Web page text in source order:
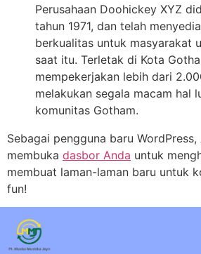
Perusahaan Doohickey XYZ
tahun 1971, dan telah
berkualitas untuk masyarakat
saat itu. Terletak di Kota
mempekerjakan lebih dari
melakukan segala macam hal
komunitas Gotham.
Sebagai pengguna baru WordPress,
membuka dasbor Anda untuk
membuat laman-laman baru untuk
fun!